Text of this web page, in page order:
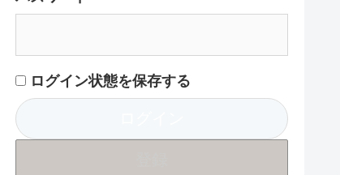
ログイン状態を保存する